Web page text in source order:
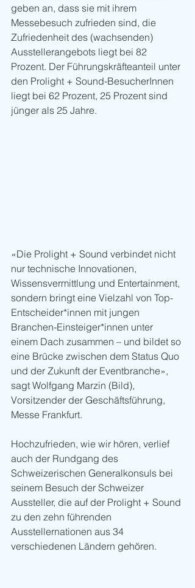
geben an, dass sie mit ihrem
Messebesuch zufrieden sind, die
Zufriedenheit des (wachsenden)
Ausstellerangebots liegt bei 82
Prozent. Der Führungskräfteanteil unter
den Prolight + Sound-BesucherInnen
liegt bei 62 Prozent, 25 Prozent sind
jünger als 25 Jahre.
«Die Prolight + Sound verbindet nicht
nur technische Innovationen,
Wissensvermittlung und Entertainment,
sondern bringt eine Vielzahl von Top-
Entscheider*innen mit jungen
Branchen-Einsteiger*innen unter
einem Dach zusammen – und bildet so
eine Brücke zwischen dem Status Quo
und der Zukunft der Eventbranche»,
sagt Wolfgang Marzin (Bild),
Vorsitzender der Geschäftsführung,
Messe Frankfurt.
Hochzufrieden, wie wir hören, verlief
auch der Rundgang des
Schweizerischen Generalkonsuls bei
seinem Besuch der Schweizer
Aussteller, die auf der Prolight + Sound
zu den zehn führenden
Ausstellernationen aus 34
verschiedenen Ländern gehören.